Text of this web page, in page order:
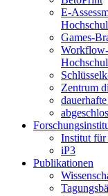
E-
Games-
Zentrum
Institut für
iP3
Publikationen